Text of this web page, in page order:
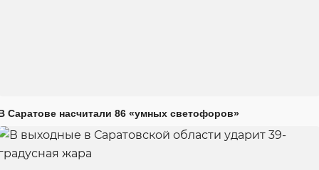
Саратове насчитали 86 «умных светофоров»